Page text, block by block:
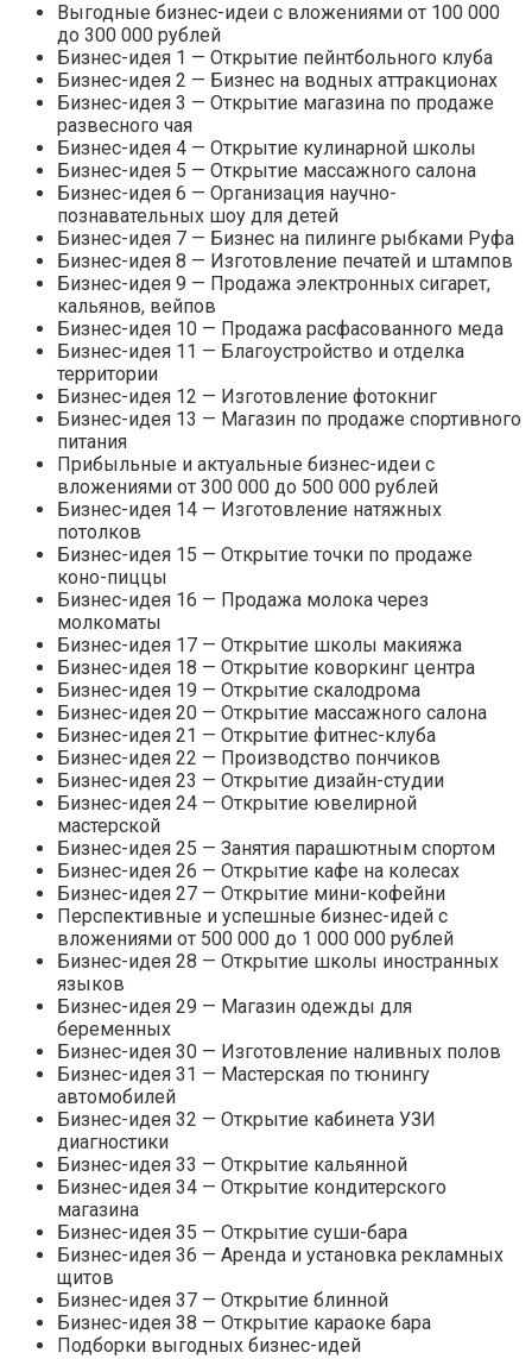
Выгодные бизнес-идеи с вложениями от 100 000
до 300 000 рублей
Бизнес-идея 1 — Открытие пейнтбольного клуба
Бизнес-идея 2 — Бизнес на водных аттракционах
Бизнес-идея 3 — Открытие магазина по продаже
развесного чая
Бизнес-идея 4 — Открытие кулинарной школы
Бизнес-идея 5 — Открытие массажного салона
Бизнес-идея 6 — Организация научно-
познавательных шоу для детей
Бизнес-идея 7 — Бизнес на пилинге рыбками Руфа
Бизнес-идея 8 — Изготовление печатей и штампов
Бизнес-идея 9 — Продажа электронных сигарет,
кальянов, вейпов
Бизнес-идея 10 — Продажа расфасованного меда
Бизнес-идея 11 — Благоустройство и отделка
территории
Бизнес-идея 12 — Изготовление фотокниг
Бизнес-идея 13 — Магазин по продаже спортивного
питания
Прибыльные и актуальные бизнес-идеи с
вложениями от 300 000 до 500 000 рублей
Бизнес-идея 14 — Изготовление натяжных
потолков
Бизнес-идея 15 — Открытие точки по продаже
коно-пиццы
Бизнес-идея 16 — Продажа молока через
молкоматы
Бизнес-идея 17 — Открытие школы макияжа
Бизнес-идея 18 — Открытие коворкинг центра
Бизнес-идея 19 — Открытие скалодрома
Бизнес-идея 20 — Открытие массажного салона
Бизнес-идея 21 — Открытие фитнес-клуба
Бизнес-идея 22 — Производство пончиков
Бизнес-идея 23 — Открытие дизайн-студии
Бизнес-идея 24 — Открытие ювелирной
мастерской
Бизнес-идея 25 — Занятия парашютным спортом
Бизнес-идея 26 — Открытие кафе на колесах
Бизнес-идея 27 — Открытие мини-кофейни
Перспективные и успешные бизнес-идей с
вложениями от 500 000 до 1 000 000 рублей
Бизнес-идея 28 — Открытие школы иностранных
языков
Бизнес-идея 29 — Магазин одежды для
беременных
Бизнес-идея 30 — Изготовление наливных полов
Бизнес-идея 31 — Мастерская по тюнингу
автомобилей
Бизнес-идея 32 — Открытие кабинета УЗИ
диагностики
Бизнес-идея 33 — Открытие кальянной
Бизнес-идея 34 — Открытие кондитерского
магазина
Бизнес-идея 35 — Открытие суши-бара
Бизнес-идея 36 — Аренда и установка рекламных
щитов
Бизнес-идея 37 — Открытие блинной
Бизнес-идея 38 — Открытие караоке бара
Подборки выгодных бизнес-идей